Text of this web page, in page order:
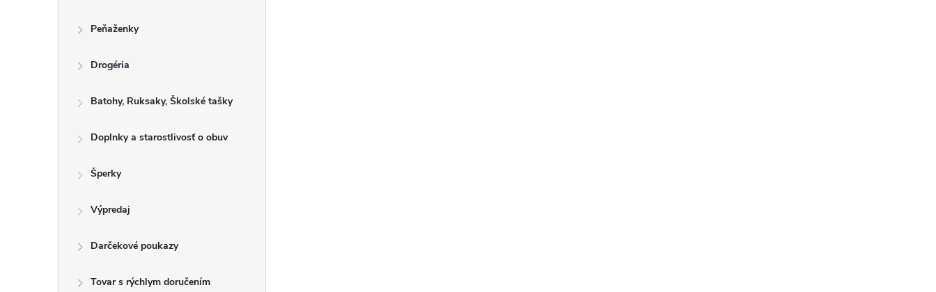
Peňaženky
Drogéria
Batohy, Ruksaky, Školské tašky
Doplnky a starostlivosť o obuv
Šperky
Výpredaj
Darčekové poukazy
Tovar s rýchlym doručením